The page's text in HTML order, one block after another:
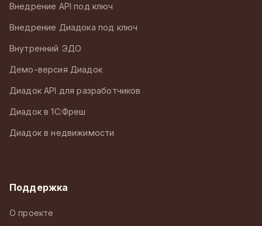
Внедрение API под ключ
Внедрение Диадока под ключ
Внутренний ЭДО
Демо-версия Диадок
Диадок API для разработчиков
Диадок в 1С:Фреш
Диадок в недвижимости
Поддержка
О проекте